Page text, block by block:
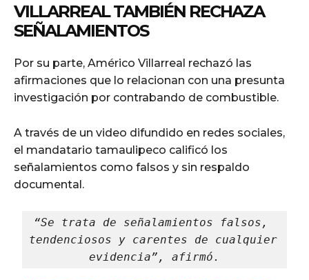
VILLARREAL TAMBIÉN RECHAZA
SEÑALAMIENTOS
Por su parte, Américo Villarreal rechazó las
afirmaciones que lo relacionan con una presunta
investigación por contrabando de combustible.
A través de un video difundido en redes sociales,
el mandatario tamaulipeco calificó los
señalamientos como falsos y sin respaldo
documental.
“Se trata de señalamientos falsos,
tendenciosos y carentes de cualquier
evidencia”, afirmó.